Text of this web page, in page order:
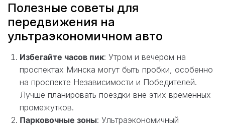
Полезные советы для
передвижения на
ультраэкономичном авто
Избегайте часов пик: Утром и вечером на
проспектах Минска могут быть пробки, особенно
на проспекте Независимости и Победителей.
Лучше планировать поездки вне этих временных
промежутков.
Парковочные зоны: Ультраэкономичный